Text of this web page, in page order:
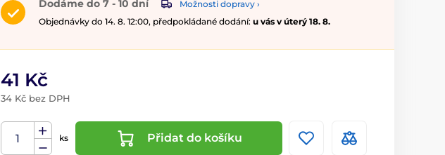
Dodáme do 7 - 10 dní
Možnosti dopravy ›
Objednávky do 14. 8. 12:00, předpokládané dodání: u vás v úterý 18. 8.
41 Kč
34 Kč bez DPH
ks Přidat do košíku